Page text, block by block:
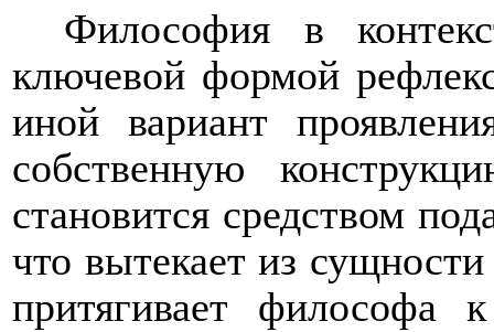
Философия в
ключевой формой
иной вариант
собственную
становится средством
что вытекает из
притягивает философа